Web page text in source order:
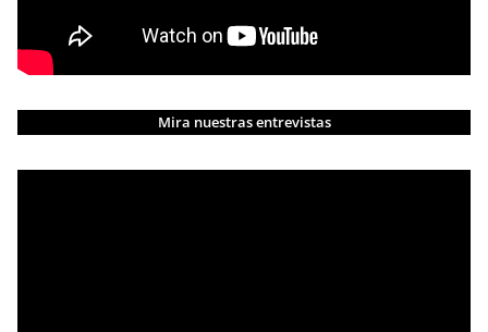
Mira nuestras entrevistas